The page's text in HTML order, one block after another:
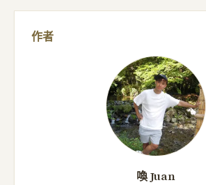
作者
喚 Juan